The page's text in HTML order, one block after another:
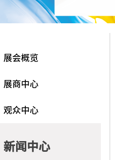
展会概览
展商中心
观众中心
新闻中心